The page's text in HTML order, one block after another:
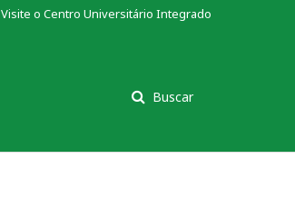
Buscar
Visite o Centro Universitário Integrado